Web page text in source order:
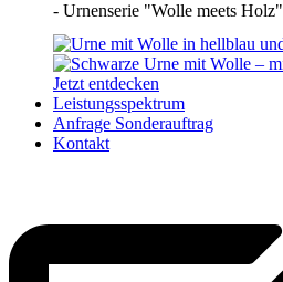
- Urnenserie "Wolle meets Holz"
Jetzt entdecken
Leistungsspektrum
Anfrage Sonderauftrag
Kontakt